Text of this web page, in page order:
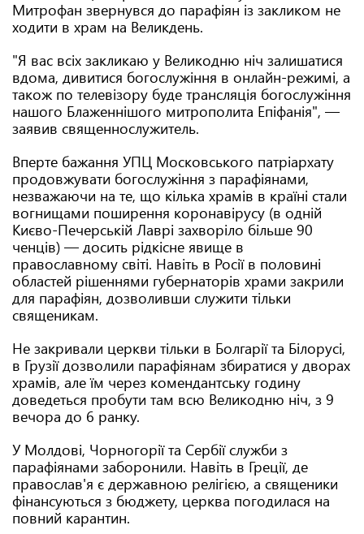
Митрофан звернувся до парафіян із закликом не
ходити в храм на Великдень.
"Я вас всіх закликаю у Великодню ніч залишатися
вдома, дивитися богослужіння в онлайн-режимі, а
також по телевізору буде трансляція богослужіння
нашого Блаженнішого митрополита Епіфанія", —
заявив священнослужитель.
Вперте бажання УПЦ Московського патріархату
продовжувати богослужіння з парафіянами,
незважаючи на те, що кілька храмів в країні стали
вогнищами поширення коронавірусу (в одній
Києво-Печерській Лаврі захворіло більше 90
ченців) — досить рідкісне явище в
православному світі. Навіть в Росії в половині
областей рішеннями губернаторів храми закрили
для парафіян, дозволивши служити тільки
священикам.
Не закривали церкви тільки в Болгарії та Білорусі,
в Грузії дозволили парафіянам збиратися у дворах
храмів, але їм через комендантську годину
доведеться пробути там всю Великодню ніч, з 9
вечора до 6 ранку.
У Молдові, Чорногорії та Сербії служби з
парафіянами заборонили. Навіть в Греції, де
православ'я є державною релігією, а священики
фінансуються з бюджету, церква погодилася на
повний карантин.